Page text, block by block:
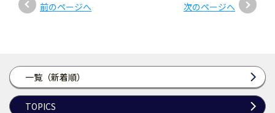
一覧（新着順）
TOPICS
前のページへ 次のページへ